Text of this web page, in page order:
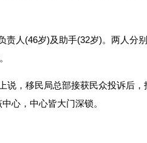
人(46岁)及助手(32岁)。两人分别
，移民局总部接获民众投诉后，
心，中心皆大门深锁。